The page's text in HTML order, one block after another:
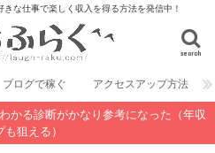
な仕事で楽しく収入を得る方法を発信中！
search
ブログで稼ぐ アクセスアップ方法
かる診断がかなり参考になった（年収
も狙える）